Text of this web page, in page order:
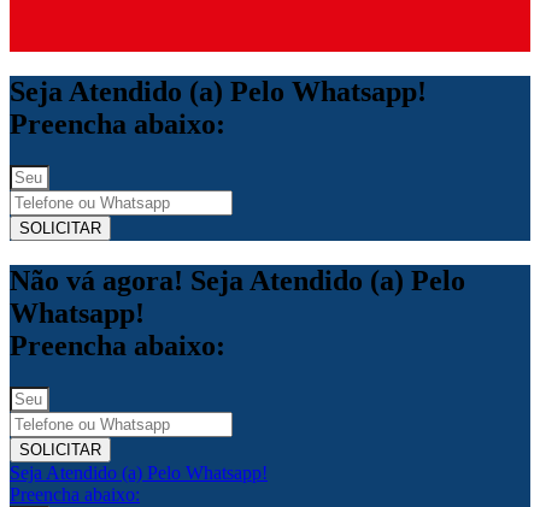
Seja Atendido (a) Pelo Whatsapp!
Preencha abaixo:
SOLICITAR
Não vá agora! Seja Atendido (a) Pelo
Whatsapp!
Preencha abaixo:
SOLICITAR
Seja Atendido (a) Pelo Whatsapp!
Preencha abaixo: